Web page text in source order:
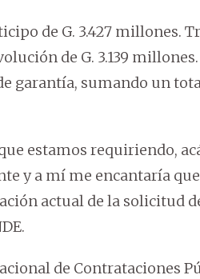
de G. 3.427 millones.
de G. 3.139 millones.
garantía, sumando un
estamos requiriendo,
y a mí me encantaría
actual de la solicitud
de Contrataciones